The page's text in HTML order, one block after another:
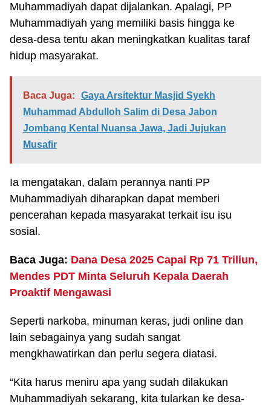
Muhammadiyah dapat dijalankan. Apalagi, PP
Muhammadiyah yang memiliki basis hingga ke
desa-desa tentu akan meningkatkan kualitas taraf
hidup masyarakat.
Baca Juga:
Gaya Arsitektur Masjid Syekh
Muhammad Abdulloh Salim di Desa Jabon
Jombang Kental Nuansa Jawa, Jadi Jujukan
Musafir
Ia mengatakan, dalam perannya nanti PP
Muhammadiyah diharapkan dapat memberi
pencerahan kepada masyarakat terkait isu isu
sosial.
Baca Juga: Dana Desa 2025 Capai Rp 71 Triliun,
Mendes PDT Minta Seluruh Kepala Daerah
Proaktif Mengawasi
Seperti narkoba, minuman keras, judi online dan
lain sebagainya yang sudah sangat
mengkhawatirkan dan perlu segera diatasi.
“Kita harus meniru apa yang sudah dilakukan
Muhammadiyah sekarang, kita tularkan ke desa-